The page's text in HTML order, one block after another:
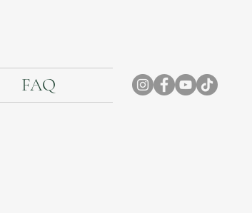
FAQ